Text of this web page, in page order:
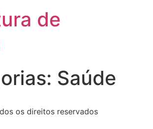
de
Saúde
os direitos reservados